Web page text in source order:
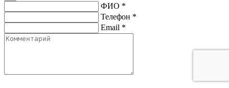
ФИО *
Телефон *
Email *